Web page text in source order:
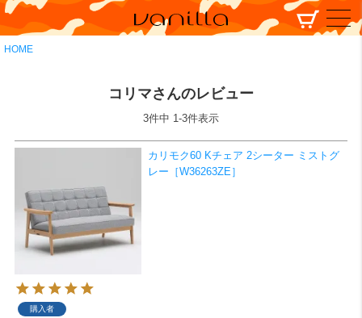
HOME
コリマさんのレビュー
3件中 1-3件表示
カリモク60 Kチェア 2シーター ミストグ
レー［W36263ZE］
購入者